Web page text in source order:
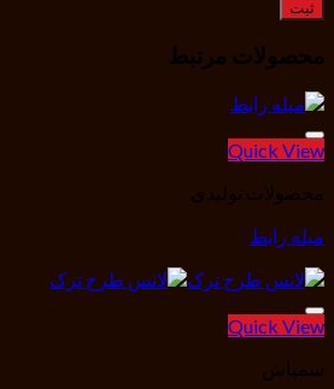
محصولات مرتبط
افزودن به علاقه مندی ها
Quick View
محصولات تولیدی
میله رابط
Quick View
سمپاش